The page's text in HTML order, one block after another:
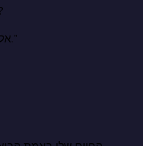
אל תחיו רק את היום. תעצבו אותו."